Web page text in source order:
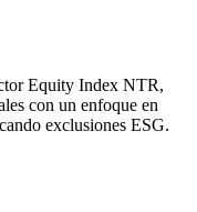
Equity Index NTR,
con un enfoque en
exclusiones ESG.